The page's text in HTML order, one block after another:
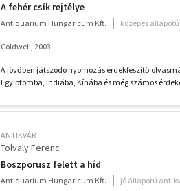
A fehér csík rejtélye
Antiquarium Hungaricum Kft. közepes
Coldwell, 2003
A jövőben játszódó nyomozás érdekfeszítő
Egyiptomba, Indiába, Kínába és még számos
ANTIKVÁR
Tolvaly Ferenc
Boszporusz felett a híd
Antiquarium Hungaricum Kft. jó állapotú